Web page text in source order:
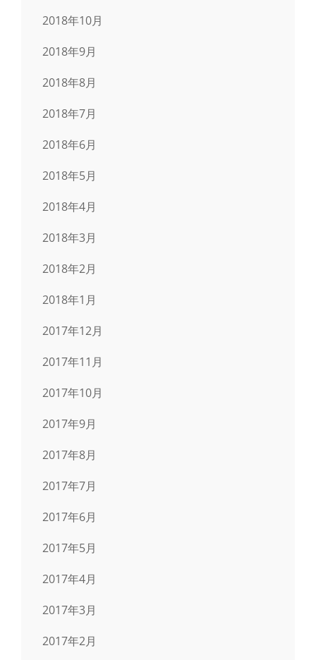
2018年10月
2018年9月
2018年8月
2018年7月
2018年6月
2018年5月
2018年4月
2018年3月
2018年2月
2018年1月
2017年12月
2017年11月
2017年10月
2017年9月
2017年8月
2017年7月
2017年6月
2017年5月
2017年4月
2017年3月
2017年2月